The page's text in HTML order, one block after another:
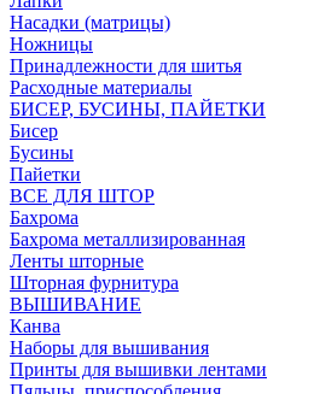
Насадки (матрицы)
Ножницы
Принадлежности для шитья
Расходные материалы
БИСЕР, БУСИНЫ, ПАЙЕТКИ
Бисер
Бусины
Пайетки
ВСЕ ДЛЯ ШТОР
Бахрома
Бахрома металлизированная
Ленты шторные
Шторная фурнитура
ВЫШИВАНИЕ
Канва
Наборы для вышивания
Принты для вышивки лентами